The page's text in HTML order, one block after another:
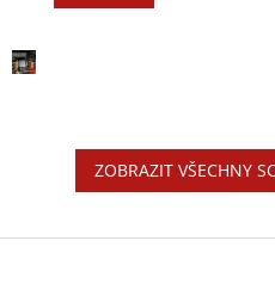
ZOBRAZIT VŠECHNY